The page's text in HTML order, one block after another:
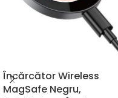
Încărcător Wireless
MagSafe Negru,